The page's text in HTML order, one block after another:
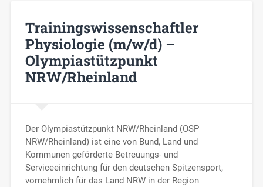
Trainingswissenschaftler
Physiologie (m/w/d) –
Olympiastützpunkt
NRW/Rheinland
Der Olympiastützpunkt NRW/Rheinland (OSP
NRW/Rheinland) ist eine von Bund, Land und
Kommunen geförderte Betreuungs- und
Serviceeinrichtung für den deutschen Spitzensport,
vornehmlich für das Land NRW in der Region